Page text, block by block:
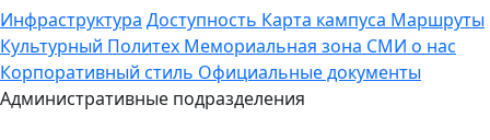
Инфраструктура Доступность Карта кампуса Маршруты
Культурный Политех Мемориальная зона СМИ о нас
Корпоративный стиль Официальные документы
Административные подразделения